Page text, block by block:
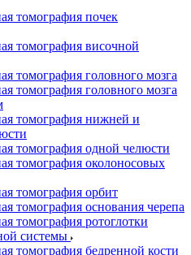
томография почек
томография височной
томография головного мозга
томография головного мозга
томография нижней и
томография одной челюсти
томография околоносовых
томография орбит
томография основания черепа
томография ротоглотки
системы
томография бедренной кости